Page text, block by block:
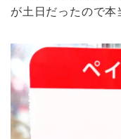
が土日だったので本